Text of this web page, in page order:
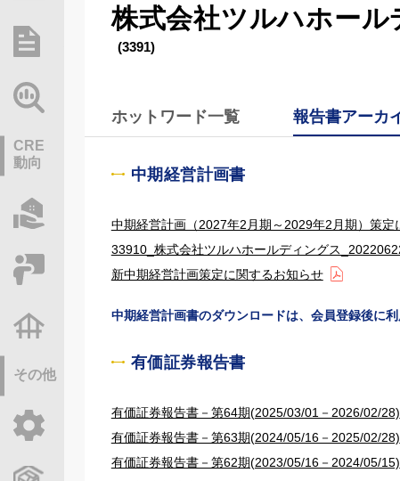
総研レポート・分析
CRE
動向
セミナー・研修
不動産基礎調査
その他
株式会社ツルハホール
(3391)
ホットワード一覧 報告書アーカ
中期経営計画書
中期経営計画（2027年2月期～2029年2月期）策定
33910_株式会社ツルハホールディングス
新中期経営計画策定に関するお知らせ
中期経営計画書のダウンロードは、会員登録後に
有価証券報告書
有価証券報告書－第64期(2025/03/01－2026/02/28)
有価証券報告書－第63期(2024/05/16－2025/02/28)
有価証券報告書－第62期(2023/05/16－2024/05/15)